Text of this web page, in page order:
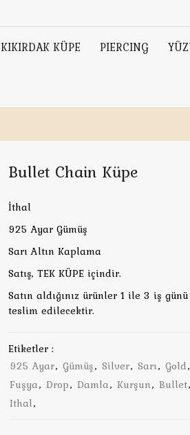
KIKIRDAK KÜPE PIERCING
Bullet Chain Küpe
İthal
925 Ayar Gümüş
Sarı Altın Kaplama
Satış, TEK KÜPE içindir.
Satın aldığınız ürünler 1 ile 3 iş
teslim edilecektir.
Etiketler :
925 Ayar, Gümüş, Silver, Sarı, Gold,
Fuşya, Drop, Damla, Kurşun, Bullet,
Ithal,